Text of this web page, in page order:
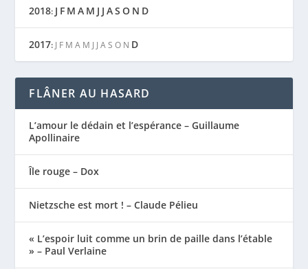
2018: J F M A M J J AS O N D
2017: J F M A M J J A S O N D
FLÂNER AU HASARD
L’amour le dédain et l’espérance – Guillaume
Apollinaire
Île rouge – Dox
Nietzsche est mort ! – Claude Pélieu
« L’espoir luit comme un brin de paille dans l’étable
» – Paul Verlaine